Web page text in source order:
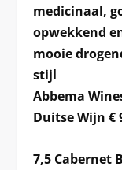
medicinaal,
opwekkend
mooie
stijl
Abbema
Duitse Wijn €
7,5 Cabernet